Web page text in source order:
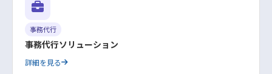
事務代行
事務代行ソリューション
詳細を見る